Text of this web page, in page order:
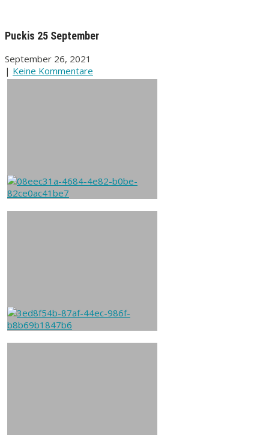
Puckis 25 September
September 26, 2021
| Keine Kommentare